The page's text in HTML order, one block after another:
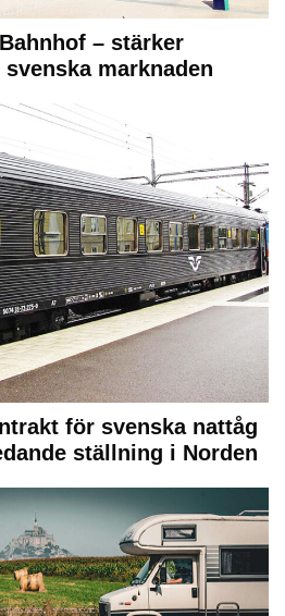
– stärker
marknaden
för svenska nattåg
ställning i Norden